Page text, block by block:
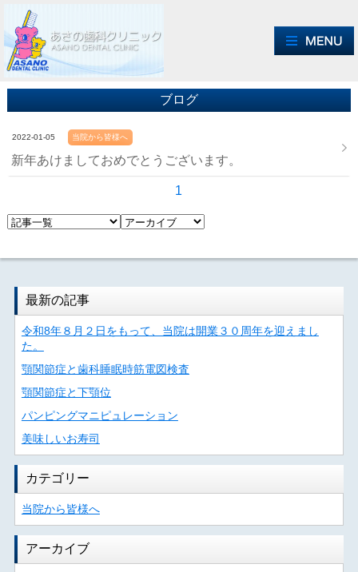
ブログ
2022-01-05 当院から皆様へ
新年あけましておめでとうございます。
1
最新の記事
令和8年８月２日をもって、当院は開業３０周年を迎えまし
た。
顎関節症と歯科睡眠時筋電図検査
顎関節症と下顎位
パンピングマニピュレーション
美味しいお寿司
カテゴリー
当院から皆様へ
アーカイブ